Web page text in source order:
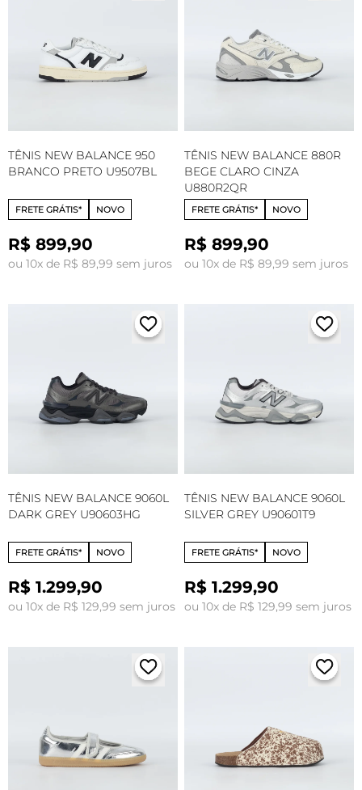
TÊNIS NEW BALANCE 950
BRANCO PRETO U9507BL
FRETE GRÁTIS* NOVO
R$ 899,90
ou 10x de R$ 89,99 sem juros
TÊNIS NEW BALANCE 880R
BEGE CLARO CINZA
U880R2QR
FRETE GRÁTIS* NOVO
R$ 899,90
ou 10x de R$ 89,99 sem juros
TÊNIS NEW BALANCE 9060L
DARK GREY U90603HG
FRETE GRÁTIS* NOVO
R$ 1.299,90
ou 10x de R$ 129,99 sem juros
TÊNIS NEW BALANCE 9060L
SILVER GREY U90601T9
FRETE GRÁTIS* NOVO
R$ 1.299,90
ou 10x de R$ 129,99 sem juros